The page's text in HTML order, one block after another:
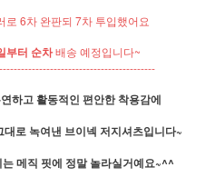
로 6차 완판되 7차 투입했어요
부터 순차배송 예정입니다~
하고 활동적인 편안한 착용감에
로 녹여낸 브이넥 저지셔츠입니다~
메직 핏에 정말 놀라실거예요~^^